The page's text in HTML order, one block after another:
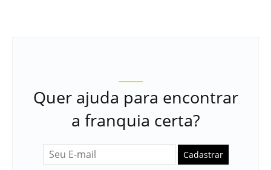
Quer ajuda para encontrar
a franquia certa?
Cadastrar